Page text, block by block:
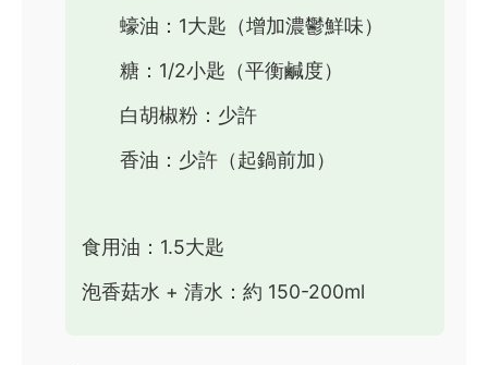
蠔油：1大匙（增加濃鬱鮮味）
糖：1/2小匙（平衡鹹度）
白胡椒粉：少許
香油：少許（起鍋前加）
食用油：1.5大匙
泡香菇水 + 清水：約 150-200ml